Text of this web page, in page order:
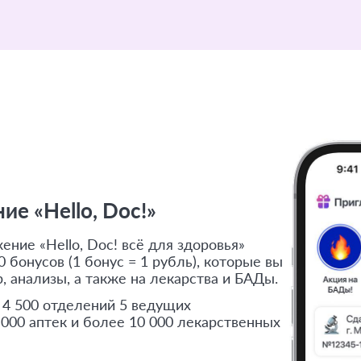
«Hello, Doc!»
«Hello, Doc! всё для здоровья»
бонусов (1 бонус = 1 рубль), которые вы
анализы, а также на лекарства и БАДы.
500 отделений 5 ведущих
аптек и более 10 000 лекарственных